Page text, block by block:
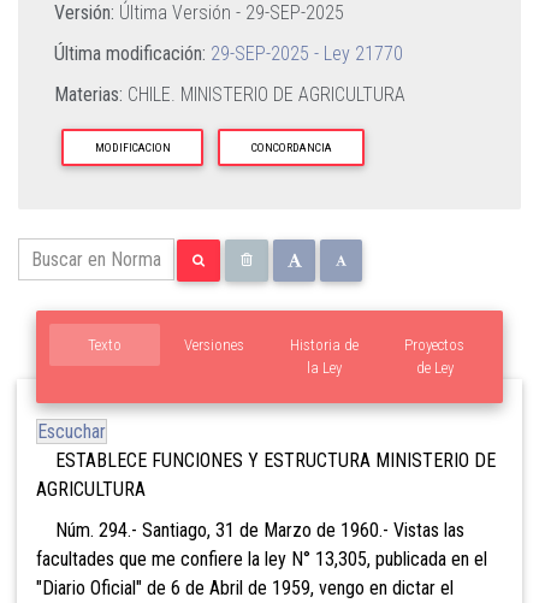
Versión: Última Versión - 29-SEP-2025
Última modificación: 29-SEP-2025 - Ley 21770
Materias: CHILE. MINISTERIO DE AGRICULTURA
MODIFICACION CONCORDANCIA
Texto Versiones
Proyectos
de Ley
Historia de
la Ley
Escuchar
ESTABLECE FUNCIONES Y ESTRUCTURA MINISTERIO DE
AGRICULTURA
Núm. 294.- Santiago, 31 de Marzo de 1960.- Vistas las
facultades que me confiere la ley N° 13,305, publicada en el
"Diario Oficial" de 6 de Abril de 1959, vengo en dictar el